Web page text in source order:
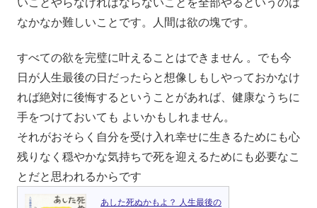
なかなか難しいことです。人間は欲の塊です。
すべての欲を完璧に叶えることはできません 。でも今
日が人生最後の日だったらと想像しもしやっておかなけ
れば絶対に後悔するということがあれば、健康なうちに
手をつけておいても よいかもしれません。
それがおそらく自分を受け入れ幸せに生きるためにも心
残りなく穏やかな気持ちで死を迎えるためにも必要なこ
とだと思われるからです
あした死ぬかもよ？ 人生最後の